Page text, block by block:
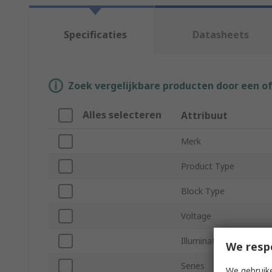
Specificaties Datasheets
Zoek vergelijkbare producten door een
Alles selecteren Attribuut
Merk
Product Type
Block Type
Voltage
Illumination Colour
Series
We